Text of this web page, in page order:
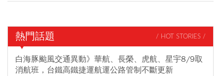
熱門話題 / HOT STORIES /
白海豚颱風交通異動》華航、長榮、虎航、星宇8/9取
消航班，台鐵高鐵捷運航運公路管制不斷更新